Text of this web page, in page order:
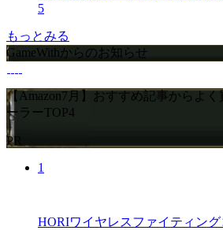
5
もっとみる
GameWithからのお知らせ
【Amazon7月】おすすめ記事からよ
ーラーTOP4
PR
1
HORIワイヤレスファイティン